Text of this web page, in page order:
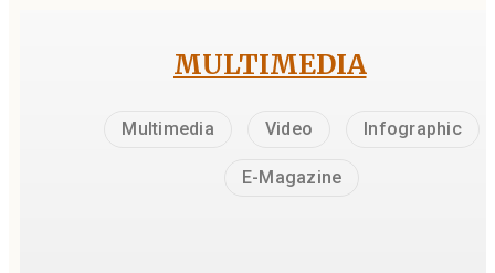
MULTIMEDIA
Multimedia Video Infographic
E-Magazine